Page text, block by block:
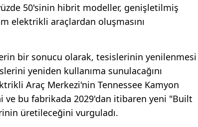
50'sinin hibrit modeller, genişletilmiş
elektrikli araçlardan oluşmasını
bir sonucu olarak, tesislerinin yenilenmesi
yeniden kullanıma sunulacağını
Araç Merkezi'nin Tennessee Kamyon
ve bu fabrikada 2029'dan itibaren yeni "Built
üretileceğini vurguladı.